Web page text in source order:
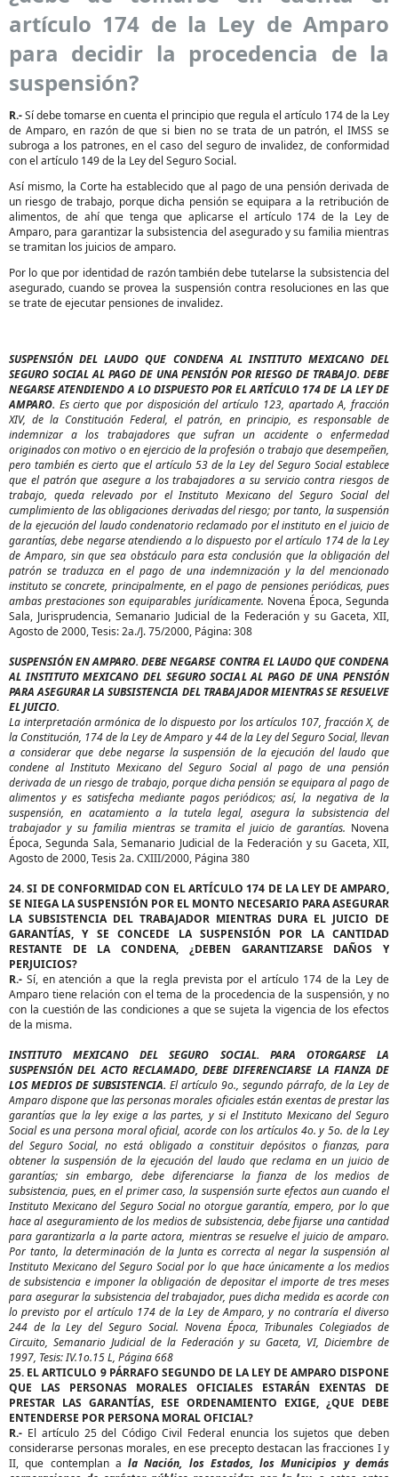
artículo 174 de la Ley de Amparo
para decidir la procedencia de la
suspensión?
R.-Sí debe tomarse en cuenta el principio que regula el artículo 174 de la Ley
de Amparo, en razón de que si bien no se trata de un patrón, el IMSS se
subroga a los patrones, en el caso del seguro de invalidez, de conformidad
con el artículo 149 de la Ley del Seguro Social.
Así mismo, la Corte ha establecido que al pago de una pensión derivada de
un riesgo de trabajo, porque dicha pensión se equipara a la retribución de
alimentos, de ahí que tenga que aplicarse el artículo 174 de la Ley de
Amparo, para garantizar la subsistencia del asegurado y su familia mientras
se tramitan los juicios de amparo.
Por lo que por identidad de razón también debe tutelarse la subsistencia del
asegurado, cuando se provea la suspensión contra resoluciones en las que
se trate de ejecutar pensiones de invalidez.
SUSPENSIÓN DEL LAUDO QUE CONDENA AL INSTITUTO MEXICANO DEL
SEGURO SOCIAL AL PAGO DE UNA PENSIÓN POR RIESGO DE TRABAJO. DEBE
NEGARSE ATENDIENDO A LO DISPUESTO POR EL ARTÍCULO 174 DE LA LEY DE
AMPARO. Es cierto que por disposición del artículo 123, apartado A, fracción
XIV, de la Constitución Federal, el patrón, en principio, es responsable de
indemnizar a los trabajadores que sufran un accidente o enfermedad
originados con motivo o en ejercicio de la profesión o trabajo que desempeñen,
pero también es cierto que el artículo 53 de la Ley del Seguro Social establece
que el patrón que asegure a los trabajadores a su servicio contra riesgos de
trabajo, queda relevado por el Instituto Mexicano del Seguro Social del
cumplimiento de las obligaciones derivadas del riesgo; por tanto, la suspensión
de la ejecución del laudo condenatorio reclamado por el instituto en el juicio de
garantías, debe negarse atendiendo a lo dispuesto por el artículo 174 de la Ley
de Amparo, sin que sea obstáculo para esta conclusión que la obligación del
patrón se traduzca en el pago de una indemnización y la del mencionado
instituto se concrete, principalmente, en el pago de pensiones periódicas, pues
ambas prestaciones son equiparables jurídicamente. Novena Época, Segunda
Sala, Jurisprudencia, Semanario Judicial de la Federación y su Gaceta, XII,
Agosto de 2000, Tesis: 2a./J. 75/2000, Página: 308
SUSPENSIÓN EN AMPARO. DEBE NEGARSE CONTRA EL LAUDO QUE CONDENA
AL INSTITUTO MEXICANO DEL SEGURO SOCIAL AL PAGO DE UNA PENSIÓN
PARA ASEGURAR LA SUBSISTENCIA DEL TRABAJADOR MIENTRAS SE RESUELVE
EL JUICIO.
La interpretación armónica de lo dispuesto por los artículos 107, fracción X, de
la Constitución, 174 de la Ley de Amparo y 44 de la Ley del Seguro Social, llevan
a considerar que debe negarse la suspensión de la ejecución del laudo que
condene al Instituto Mexicano del Seguro Social al pago de una pensión
derivada de un riesgo de trabajo, porque dicha pensión se equipara al pago de
alimentos y es satisfecha mediante pagos periódicos; así, la negativa de la
suspensión, en acatamiento a la tutela legal, asegura la subsistencia del
trabajador y su familia mientras se tramita el juicio de garantías. Novena
Época, Segunda Sala, Semanario Judicial de la Federación y su Gaceta, XII,
Agosto de 2000, Tesis 2a. CXIII/2000, Página 380
24. SI DE CONFORMIDAD CON EL ARTÍCULO 174 DE LA LEY DE AMPARO,
SE NIEGA LA SUSPENSIÓN POR EL MONTO NECESARIO PARA ASEGURAR
LA SUBSISTENCIA DEL TRABAJADOR MIENTRAS DURA EL JUICIO DE
GARANTÍAS, Y SE CONCEDE LA SUSPENSIÓN POR LA CANTIDAD
RESTANTE DE LA CONDENA, ¿DEBEN GARANTIZARSE DAÑOS Y
PERJUICIOS?
R.- Sí, en atención a que la regla prevista por el artículo 174 de la Ley de
Amparo tiene relación con el tema de la procedencia de la suspensión, y no
con la cuestión de las condiciones a que se sujeta la vigencia de los efectos
de la misma.
INSTITUTO MEXICANO DEL SEGURO SOCIAL. PARA OTORGARSE LA
SUSPENSIÓN DEL ACTO RECLAMADO, DEBE DIFERENCIARSE LA FIANZA DE
LOS MEDIOS DE SUBSISTENCIA. El artículo 9o., segundo párrafo, de la Ley de
Amparo dispone que las personas morales oficiales están exentas de prestar las
garantías que la ley exige a las partes, y si el Instituto Mexicano del Seguro
Social es una persona moral oficial, acorde con los artículos 4o. y 5o. de la Ley
del Seguro Social, no está obligado a constituir depósitos o fianzas, para
obtener la suspensión de la ejecución del laudo que reclama en un juicio de
garantías; sin embargo, debe diferenciarse la fianza de los medios de
subsistencia, pues, en el primer caso, la suspensión surte efectos aun cuando el
Instituto Mexicano del Seguro Social no otorgue garantía, empero, por lo que
hace al aseguramiento de los medios de subsistencia, debe fijarse una cantidad
para garantizarla a la parte actora, mientras se resuelve el juicio de amparo.
Por tanto, la determinación de la Junta es correcta al negar la suspensión al
Instituto Mexicano del Seguro Social por lo que hace únicamente a los medios
de subsistencia e imponer la obligación de depositar el importe de tres meses
para asegurar la subsistencia del trabajador, pues dicha medida es acorde con
lo previsto por el artículo 174 de la Ley de Amparo, y no contraría el diverso
244 de la Ley del Seguro Social. Novena Época, Tribunales Colegiados de
Circuito, Semanario Judicial de la Federación y su Gaceta, VI, Diciembre de
1997, Tesis: IV.1o.15 L, Página 668
25. EL ARTICULO 9 PÁRRAFO SEGUNDO DE LA LEY DE AMPARO DISPONE
QUE LAS PERSONAS MORALES OFICIALES ESTARÁN EXENTAS DE
PRESTAR LAS GARANTÍAS, ESE ORDENAMIENTO EXIGE, ¿QUE DEBE
ENTENDERSE POR PERSONA MORAL OFICIAL?
R.- El artículo 25 del Código Civil Federal enuncia los sujetos que deben
considerarse personas morales, en ese precepto destacan las fracciones I y
II, que contemplan ala Nación, los Estados, los Municipios y demás